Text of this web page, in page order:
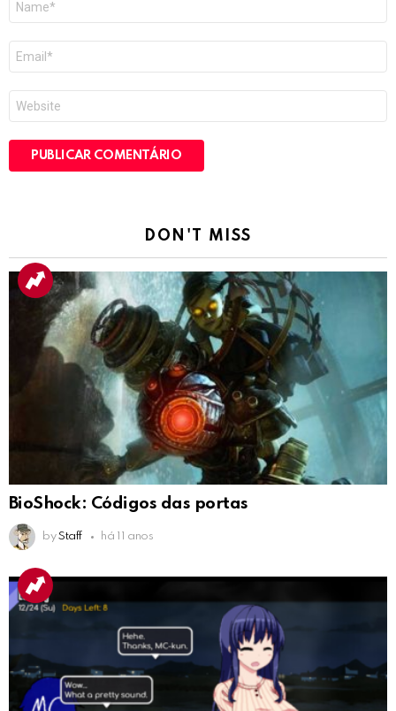
mail
*
DON'T MISS
BioShock: Códigos das portas
by Staff há 11 anos